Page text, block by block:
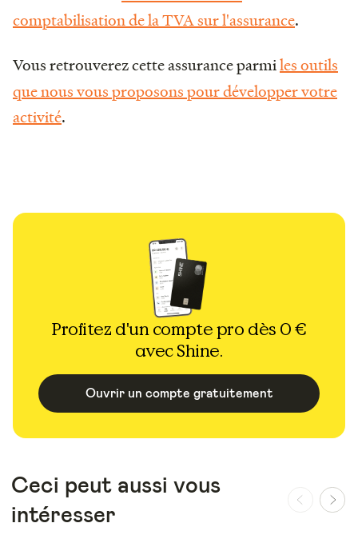
comptabilisation de la TVA sur l'assurance.
Vous retrouverez cette assurance parmiles outils
que nous vous proposons pour développer votre
activité.
Profitez d'un compte pro dès 0 €
avec Shine.
Ouvrir un compte gratuitement
Ceci peut aussi vous
intéresser